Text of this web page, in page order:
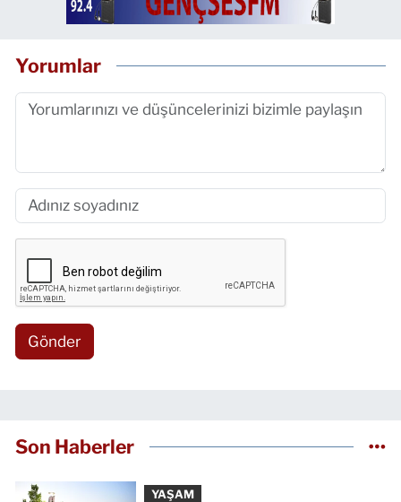
Yorumlar
Gönder
Son Haberler
YAŞAM